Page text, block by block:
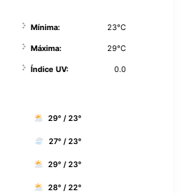
Mínima: 23°C
Máxima: 29°C
Índice UV: 0.0
29° / 23°
27° / 23°
29° / 23°
28° / 22°